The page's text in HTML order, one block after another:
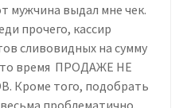
мужчина выдал мне чек.
прочего, кассир
сливовидных на сумму
время ПРОДАЖЕ НЕ
того, подобрать
проблематично.